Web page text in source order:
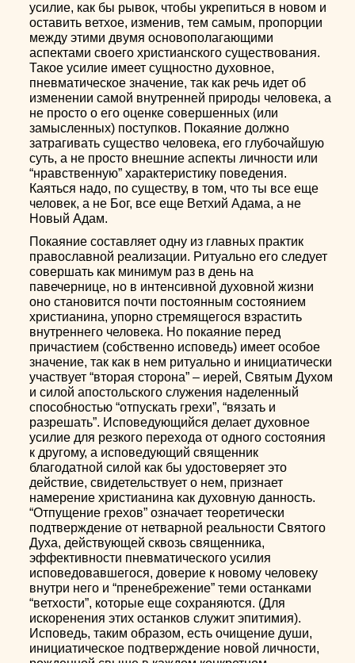
усилие, как бы рывок, чтобы укрепиться в новом и
оставить ветхое, изменив, тем самым, пропорции
между этими двумя основополагающими
аспектами своего христианского существования.
Такое усилие имеет сущностно духовное,
пневматическое значение, так как речь идет об
изменении самой внутренней природы человека, а
не просто о его оценке совершенных (или
замысленных) поступков. Покаяние должно
затрагивать существо человека, его глубочайшую
суть, а не просто внешние аспекты личности или
“нравственную” характеристику поведения.
Каяться надо, по существу, в том, что ты все еще
человек, а не Бог, все еще Ветхий Адама, а не
Новый Адам.
Покаяние составляет одну из главных практик
православной реализации. Ритуально его следует
совершать как минимум раз в день на
павечернице, но в интенсивной духовной жизни
оно становится почти постоянным состоянием
христианина, упорно стремящегося взрастить
внутреннего человека. Но покаяние перед
причастием (собственно исповедь) имеет особое
значение, так как в нем ритуально и инициатически
участвует “вторая сторона” – иерей, Святым Духом
и силой апостольского служения наделенный
способностью “отпускать грехи”, “вязать и
разрешать”. Исповедующийся делает духовное
усилие для резкого перехода от одного состояния
к другому, а исповедующий священник
благодатной силой как бы удостоверяет это
действие, свидетельствует о нем, признает
намерение христианина как духовную данность.
“Отпущение грехов” означает теоретически
подтверждение от нетварной реальности Святого
Духа, действующей сквозь священника,
эффективности пневматического усилия
исповедовавшегося, доверие к новому человеку
внутри него и “пренебрежение” теми останками
“ветхости”, которые еще сохраняются. (Для
искоренения этих останков служит эпитимия).
Исповедь, таким образом, есть очищение души,
инициатическое подтверждение новой личности,